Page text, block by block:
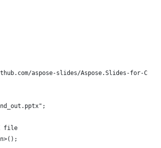
aspose-slides/Aspose.Slides-for-C
file